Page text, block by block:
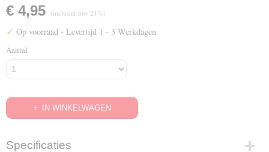
€ 4,95 (inclusief btw 21%)
✓ Op voorraad - Levertijd 1 - 3 Werkdagen
Aantal
IN WINKELWAGEN
Specificaties